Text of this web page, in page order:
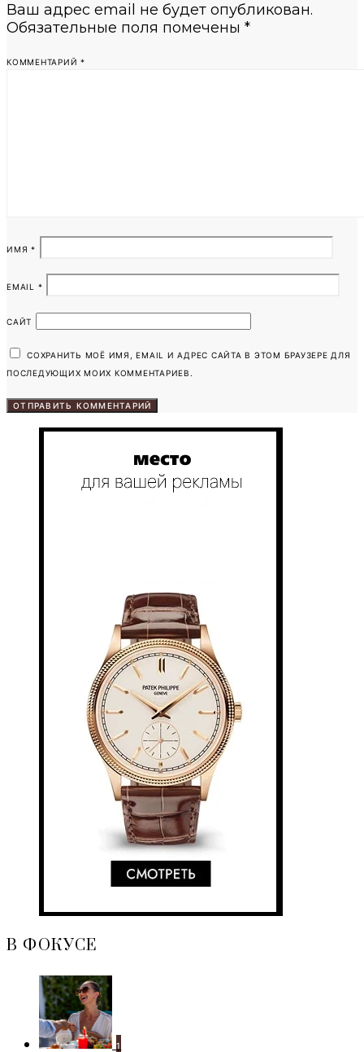
Ваш адрес email не будет опубликован.
Обязательные поля помечены *
КОММЕНТАРИЙ *
ИМЯ *
EMAIL *
САЙТ
СОХРАНИТЬ МОЁ ИМЯ, EMAIL И АДРЕС САЙТА В ЭТОМ БРАУЗЕРЕ ДЛЯ
ПОСЛЕДУЮЩИХ МОИХ КОММЕНТАРИЕВ.
В ФОКУСЕ
1